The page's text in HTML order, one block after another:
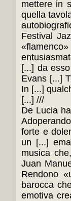
mettere in
quella
Festival
[...] da
Evans [...]
In [...]
[...] ///
De Lucia
forte e
un [...]
musica
Juan
Rendono
barocca
emotiva